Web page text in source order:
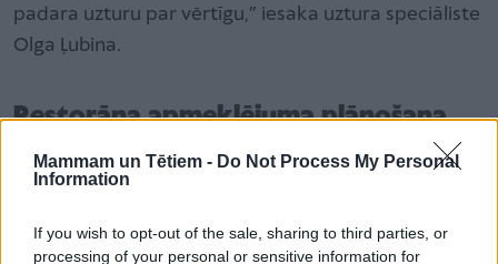
Mammam un Tētiem - Do Not Process My Personal
Information
If you wish to opt-out of the sale, sharing to third parties, or
processing of your personal or sensitive information for
padara uzturu par vērtīgu,” iesaka uztura speciāliste
Olga Ļubina.
Restorāna apmeklējuma plānošana
Viens no veidiem, kā atvieglot veselīgāku izvēli, ir
neliela plānošana pirms došanās uz ēstuvi. Daudzi
ēdienkarti tiešsaistē, tāpēc ir iespējams iepriekš